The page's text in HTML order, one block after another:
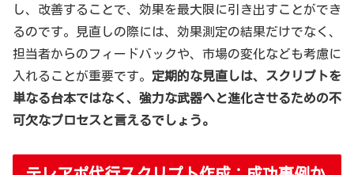
し、改善することで、効果を最大限に引き出すことができ
るのです。見直しの際には、効果測定の結果だけでなく、
担当者からのフィードバックや、市場の変化なども考慮に
入れることが重要です。 定期的な見直しは、スクリプトを
単なる台本ではなく、強力な武器へと進化させるための不
可欠なプロセスと言えるでしょう。